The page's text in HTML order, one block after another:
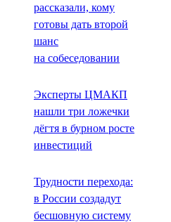
рассказали, кому
готовы дать второй
шанс
на собеседовании
Эксперты ЦМАКП
нашли три ложечки
дёгтя в бурном росте
инвестиций
Трудности перехода:
в России создадут
бесшовную систему